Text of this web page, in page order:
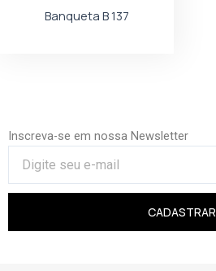
Banqueta B 137
Inscreva-se em nossa Newsletter
CADASTRAR